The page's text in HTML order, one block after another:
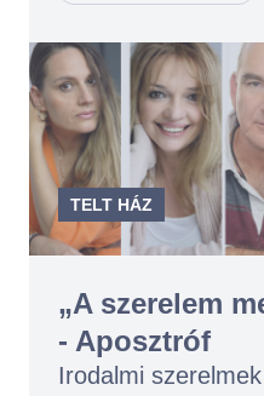
TELT HÁZ
„A szerelem
- Aposztróf
Irodalmi